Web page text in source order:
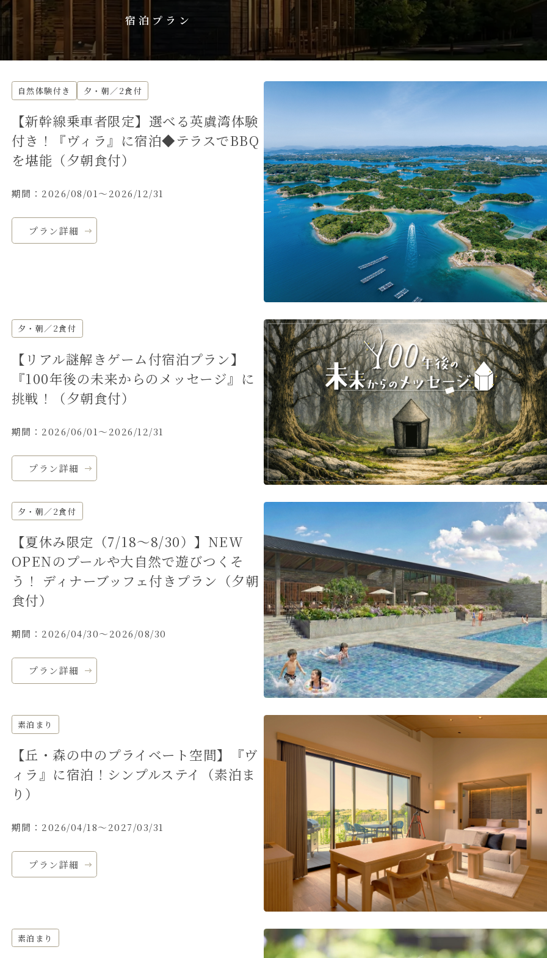
宿泊プラン
自然体験付き 夕・朝／2食付
【新幹線乗車者限定】選べる英虞湾体験
付き！『ヴィラ』に宿泊◆テラスでBBQ
を堪能（夕朝食付）
期間：2026/08/01～2026/12/31
プラン詳細
夕・朝／2食付
【リアル謎解きゲーム付宿泊プラン】
『100年後の未来からのメッセージ』に
挑戦！（夕朝食付）
期間：2026/06/01～2026/12/31
プラン詳細
夕・朝／2食付
【夏休み限定（7/18～8/30）】NEW
OPENのプールや大自然で遊びつくそ
う！ ディナーブッフェ付きプラン（夕朝
食付）
期間：2026/04/30～2026/08/30
プラン詳細
素泊まり
【丘・森の中のプライベート空間】『ヴ
ィラ』に宿泊！シンプルステイ（素泊ま
り）
期間：2026/04/18～2027/03/31
プラン詳細
素泊まり